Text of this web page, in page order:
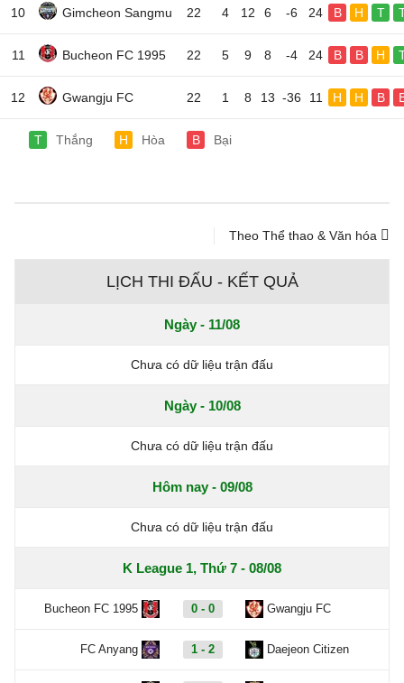
10 Gimcheon Sangmu 22 4 12 6 -6 24 B H T
11 Bucheon FC 1995 22 5 9 8 -4 24 B B H
12 Gwangju FC 22 1 8 13 -36 11 H H B
T Thắng H Hòa B Bại
Theo Thể thao & Văn hóa
LỊCH THI ĐẤU - KẾT QUẢ
Ngày - 11/08
Chưa có dữ liệu trận đấu
Ngày - 10/08
Chưa có dữ liệu trận đấu
Hôm nay - 09/08
Chưa có dữ liệu trận đấu
K League 1, Thứ 7 - 08/08
Bucheon FC 1995 0 - 0 Gwangju FC
FC Anyang 1 - 2 Daejeon Citizen